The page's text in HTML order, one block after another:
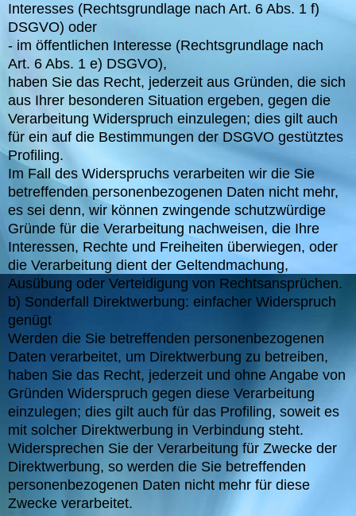
Interesses (Rechtsgrundlage nach Art. 6 Abs. 1 f)
DSGVO) oder
- im öffentlichen Interesse (Rechtsgrundlage nach
Art. 6 Abs. 1 e) DSGVO),
haben Sie das Recht, jederzeit aus Gründen, die sich
aus Ihrer besonderen Situation ergeben, gegen die
Verarbeitung Widerspruch einzulegen; dies gilt auch
für ein auf die Bestimmungen der DSGVO gestütztes
Profiling.
Im Fall des Widerspruchs verarbeiten wir die Sie
betreffenden personenbezogenen Daten nicht mehr,
es sei denn, wir können zwingende schutzwürdige
Gründe für die Verarbeitung nachweisen, die Ihre
Interessen, Rechte und Freiheiten überwiegen, oder
die Verarbeitung dient der Geltendmachung,
Ausübung oder Verteidigung von Rechtsansprüchen.
b) Sonderfall Direktwerbung: einfacher Widerspruch
genügt
Werden die Sie betreffenden personenbezogenen
Daten verarbeitet, um Direktwerbung zu betreiben,
haben Sie das Recht, jederzeit und ohne Angabe von
Gründen Widerspruch gegen diese Verarbeitung
einzulegen; dies gilt auch für das Profiling, soweit es
mit solcher Direktwerbung in Verbindung steht.
Widersprechen Sie der Verarbeitung für Zwecke der
Direktwerbung, so werden die Sie betreffenden
personenbezogenen Daten nicht mehr für diese
Zwecke verarbeitet.